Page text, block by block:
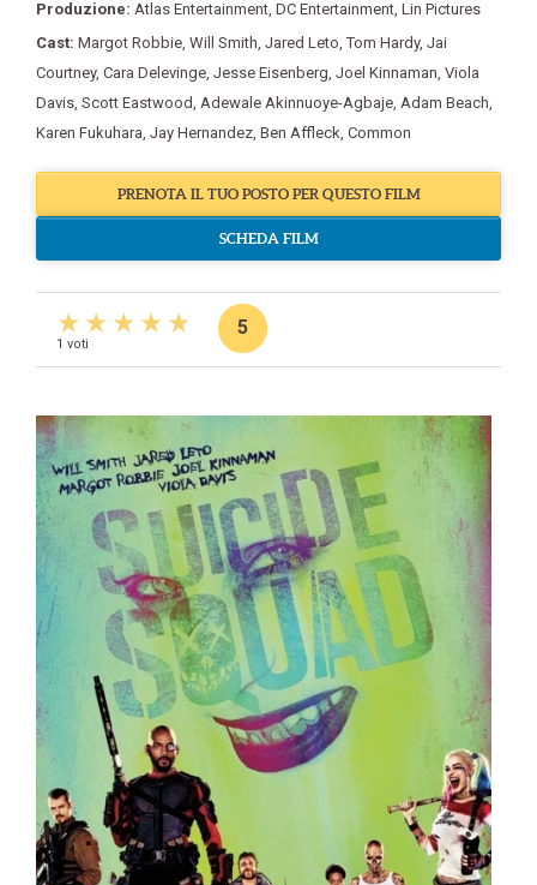
Produzione: Atlas Entertainment, DC Entertainment, Lin Pictures
Cast: Margot Robbie, Will Smith, Jared Leto,Tom Hardy, Jai
Courtney, Cara Delevinge, Jesse Eisenberg, Joel Kinnaman, Viola
Davis, Scott Eastwood, Adewale Akinnuoye-Agbaje, Adam Beach,
Karen Fukuhara, Jay Hernandez, Ben Affleck, Common
PRENOTA IL TUO POSTO PER QUESTO FILM
SCHEDA FILM
1 voti
5